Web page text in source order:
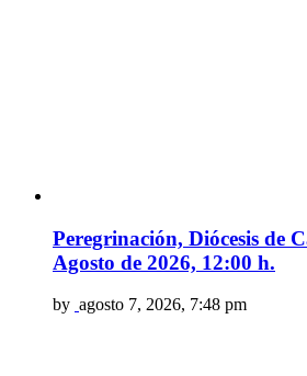
Peregrinación, Diócesis de
Agosto de 2026, 12:00 h.
by agosto 7, 2026, 7:48 pm